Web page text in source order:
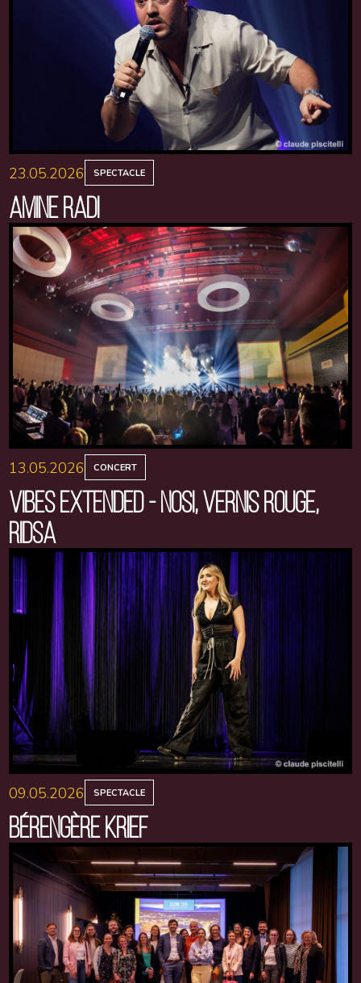
23.05.2026 SPECTACLE
AMINE RADI
13.05.2026 CONCERT
VIBES EXTENDED - NOSI, VERNIS ROUGE,
RIDSA
09.05.2026 SPECTACLE
BÉRENGÈRE KRIEF